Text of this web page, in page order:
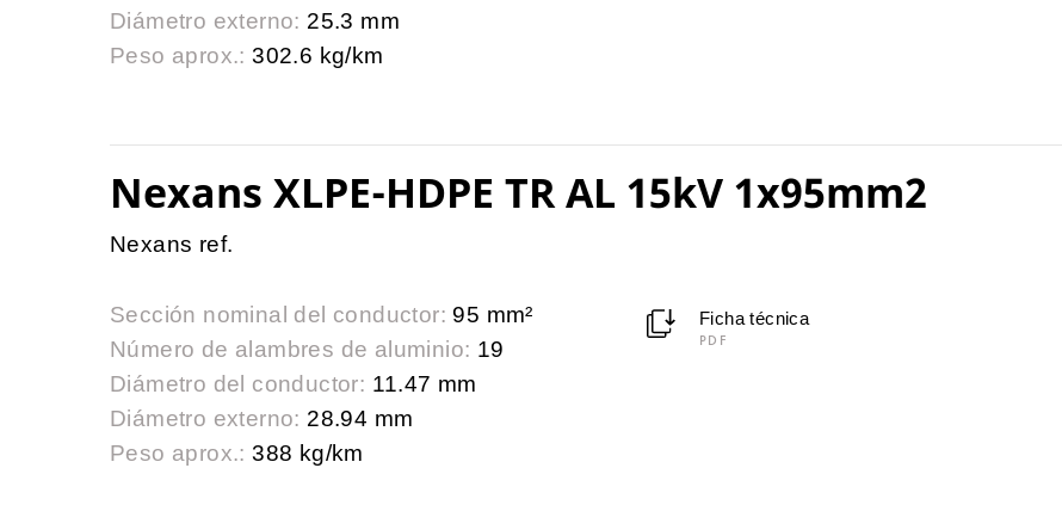
Diámetro externo: 25.3 mm
Peso aprox.: 302.6 kg/km
Nexans XLPE-HDPE TR AL 15kV 1x95mm2
Nexans ref.
Sección nominal del conductor: 95 mm²
Número de alambres de aluminio: 19
Diámetro del conductor: 11.47 mm
Diámetro externo: 28.94 mm
Peso aprox.: 388 kg/km
Ficha técnica
PDF